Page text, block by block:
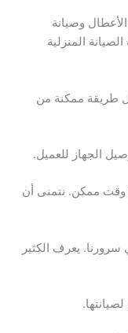
وصيانة
المنزلية
طريقة ممكنة من
الجهاز للعميل.
وقت ممكن. نتمنى أن
يعرف الكثير